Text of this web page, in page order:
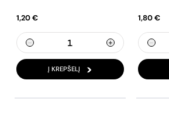
1,20 €
Į KREPŠELĮ
1,80 €